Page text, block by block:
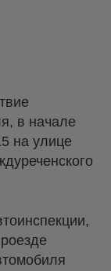
в начале
на улице